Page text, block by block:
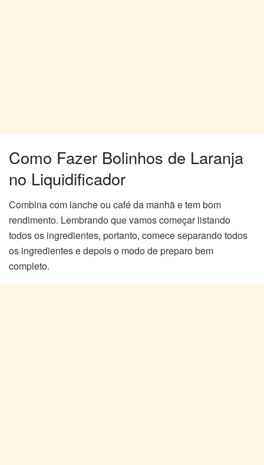
Como Fazer Bolinhos de Laranja
no Liquidificador
Combina com lanche ou café da manhã e tem bom
rendimento. Lembrando que vamos começar listando
todos os ingredientes, portanto, comece separando todos
os ingredientes e depois o modo de preparo bem
completo.